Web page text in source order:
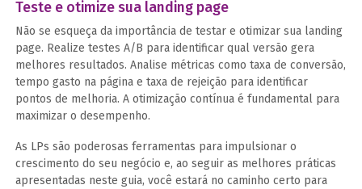
Teste e otimize sua landing page
Não se esqueça da importância de testar e otimizar sua landing
page. Realize testes A/B para identificar qual versão gera
melhores resultados. Analise métricas como taxa de conversão,
tempo gasto na página e taxa de rejeição para identificar
pontos de melhoria. A otimização contínua é fundamental para
maximizar o desempenho.
As LPs são poderosas ferramentas para impulsionar o
crescimento do seu negócio e, ao seguir as melhores práticas
apresentadas neste guia, você estará no caminho certo para